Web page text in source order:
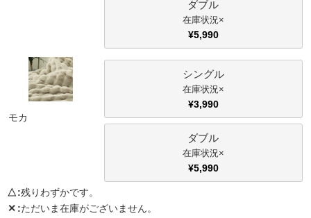
マット
キッチン用品
ダブル
×
¥5,990
モカ
シングル
×
¥3,990
ダブル
×
¥5,990
△ 残りわずかです。
✕ ただいま在庫がございません。